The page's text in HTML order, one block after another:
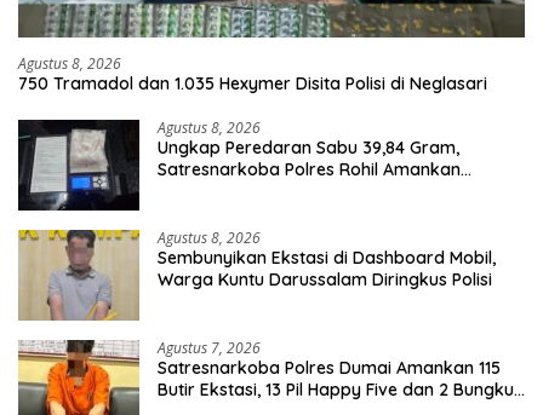
Agustus 8, 2026
750 Tramadol dan 1.035 Hexymer Disita Polisi di Neglasari
Agustus 8, 2026
Ungkap Peredaran Sabu 39,84 Gram,
Satresnarkoba Polres Rohil Amankan
Agustus 8, 2026
Sembunyikan Ekstasi di Dashboard Mobil,
Warga Kuntu Darussalam Diringkus Polisi
Agustus 7, 2026
Satresnarkoba Polres Dumai Amankan 115
Butir Ekstasi, 13 Pil Happy Five dan 2 Bungkus